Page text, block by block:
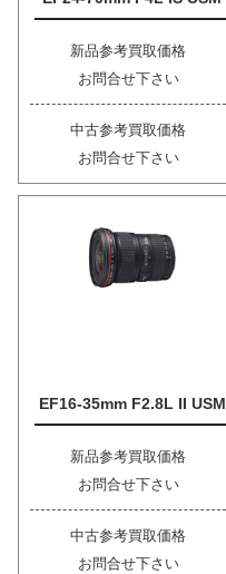
新品参考買取価格
お問合せ下さい
中古参考買取価格
お問合せ下さい
EF16-35mm F2.8L II USM
新品参考買取価格
お問合せ下さい
中古参考買取価格
お問合せ下さい